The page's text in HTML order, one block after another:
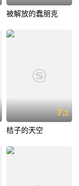
被解放的蠢朋克
7.2
桔子的天空